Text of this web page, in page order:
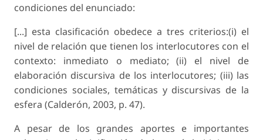
condiciones del enunciado:
[...] esta clasificación obedece a tres criterios:(i) el
nivel de relación que tienen los interlocutores con el
contexto: inmediato o mediato; (ii) el nivel de
elaboración discursiva de los interlocutores; (iii) las
condiciones sociales, temáticas y discursivas de la
esfera (Calderón, 2003, p. 47).
A pesar de los grandes aportes e importantes